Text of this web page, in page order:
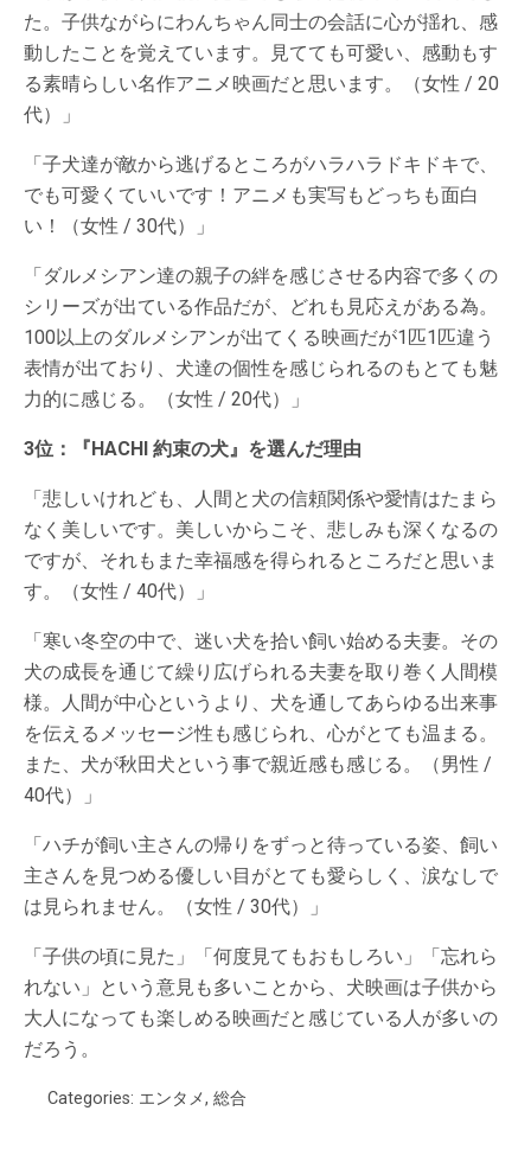
た。子供ながらにわんちゃん同士の会話に心が揺れ、感
動したことを覚えています。見てても可愛い、感動もす
る素晴らしい名作アニメ映画だと思います。（女性 / 20
代）」
「子犬達が敵から逃げるところがハラハラドキドキで、
でも可愛くていいです！アニメも実写もどっちも面白
い！（女性 / 30代）」
「ダルメシアン達の親子の絆を感じさせる内容で多くの
シリーズが出ている作品だが、どれも見応えがある為。
100以上のダルメシアンが出てくる映画だが1匹1匹違う
表情が出ており、犬達の個性を感じられるのもとても魅
力的に感じる。（女性 / 20代）」
3位：『HACHI 約束の犬』を選んだ理由
「悲しいけれども、人間と犬の信頼関係や愛情はたまら
なく美しいです。美しいからこそ、悲しみも深くなるの
ですが、それもまた幸福感を得られるところだと思いま
す。（女性 / 40代）」
「寒い冬空の中で、迷い犬を拾い飼い始める夫妻。その
犬の成長を通じて繰り広げられる夫妻を取り巻く人間模
様。人間が中心というより、犬を通してあらゆる出来事
を伝えるメッセージ性も感じられ、心がとても温まる。
また、犬が秋田犬という事で親近感も感じる。（男性 /
40代）」
「ハチが飼い主さんの帰りをずっと待っている姿、飼い
主さんを見つめる優しい目がとても愛らしく、涙なしで
は見られません。（女性 / 30代）」
「子供の頃に見た」「何度見てもおもしろい」「忘れら
れない」という意見も多いことから、犬映画は子供から
大人になっても楽しめる映画だと感じている人が多いの
だろう。
Categories: エンタメ, 総合